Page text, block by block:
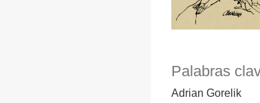
Palabras
Adrian Gorelik